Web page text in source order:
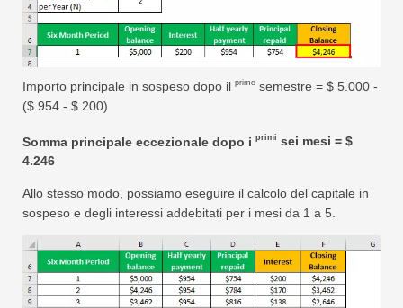
Importo principale in sospeso dopo il primo semestre = $ 5.000 -
($ 954 - $ 200)
Somma principale eccezionale dopo i primi sei mesi = $
4.246
Allo stesso modo, possiamo eseguire il calcolo del capitale in
sospeso e degli interessi addebitati per i mesi da 1 a 5.